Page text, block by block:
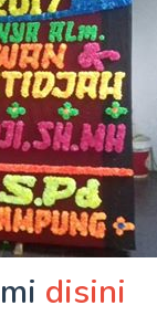
disini